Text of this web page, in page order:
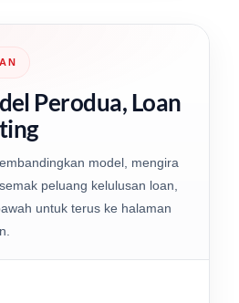
Perodua, Loan
model, mengira
peluang kelulusan loan,
untuk terus ke halaman